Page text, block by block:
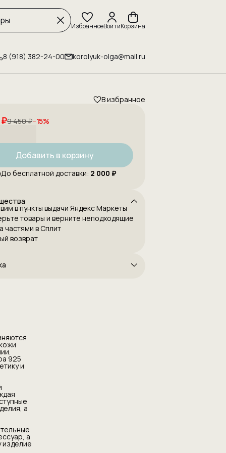
ИзбранноеВойтиКорзина
8 (918) 382-24-00 korolyuk-olga@mail.ru
В избранное
9 450 ₽−15%
Добавить в корзину
До бесплатной доставки: 2 000 ₽
в пункты выдачи Яндекс Маркеты
товары и верните неподходящие
частями в Сплит
возврат
925
и
а
а
изделие